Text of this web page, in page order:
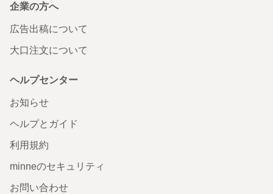
企業の方へ
広告出稿について
大口注文について
ヘルプセンター
お知らせ
ヘルプとガイド
利用規約
minneのセキュリティ
お問い合わせ